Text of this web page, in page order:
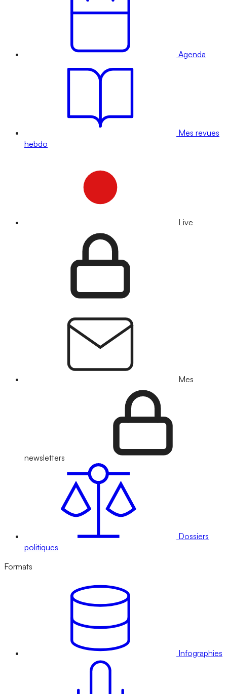
Agenda
Mes revues
hebdo
Live
Mes
newsletters
Dossiers
politiques
Formats
Infographies